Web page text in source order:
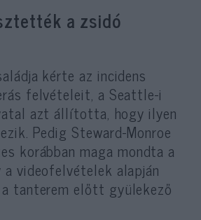
a zsidó
kérte az incidens
felvételeit, a Seattle-i
azt állította, hogy ilyen
Pedig Steward-Monroe
korábban maga mondta a
videofelvételek alapján
tanterem előtt gyülekező